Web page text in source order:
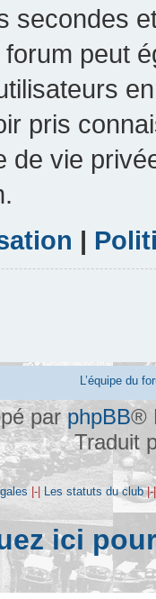
secondes
forum peut
pris
de vie
|
L’équipe du
parphpBB®
Traduit
|-| Les statuts du club
ici